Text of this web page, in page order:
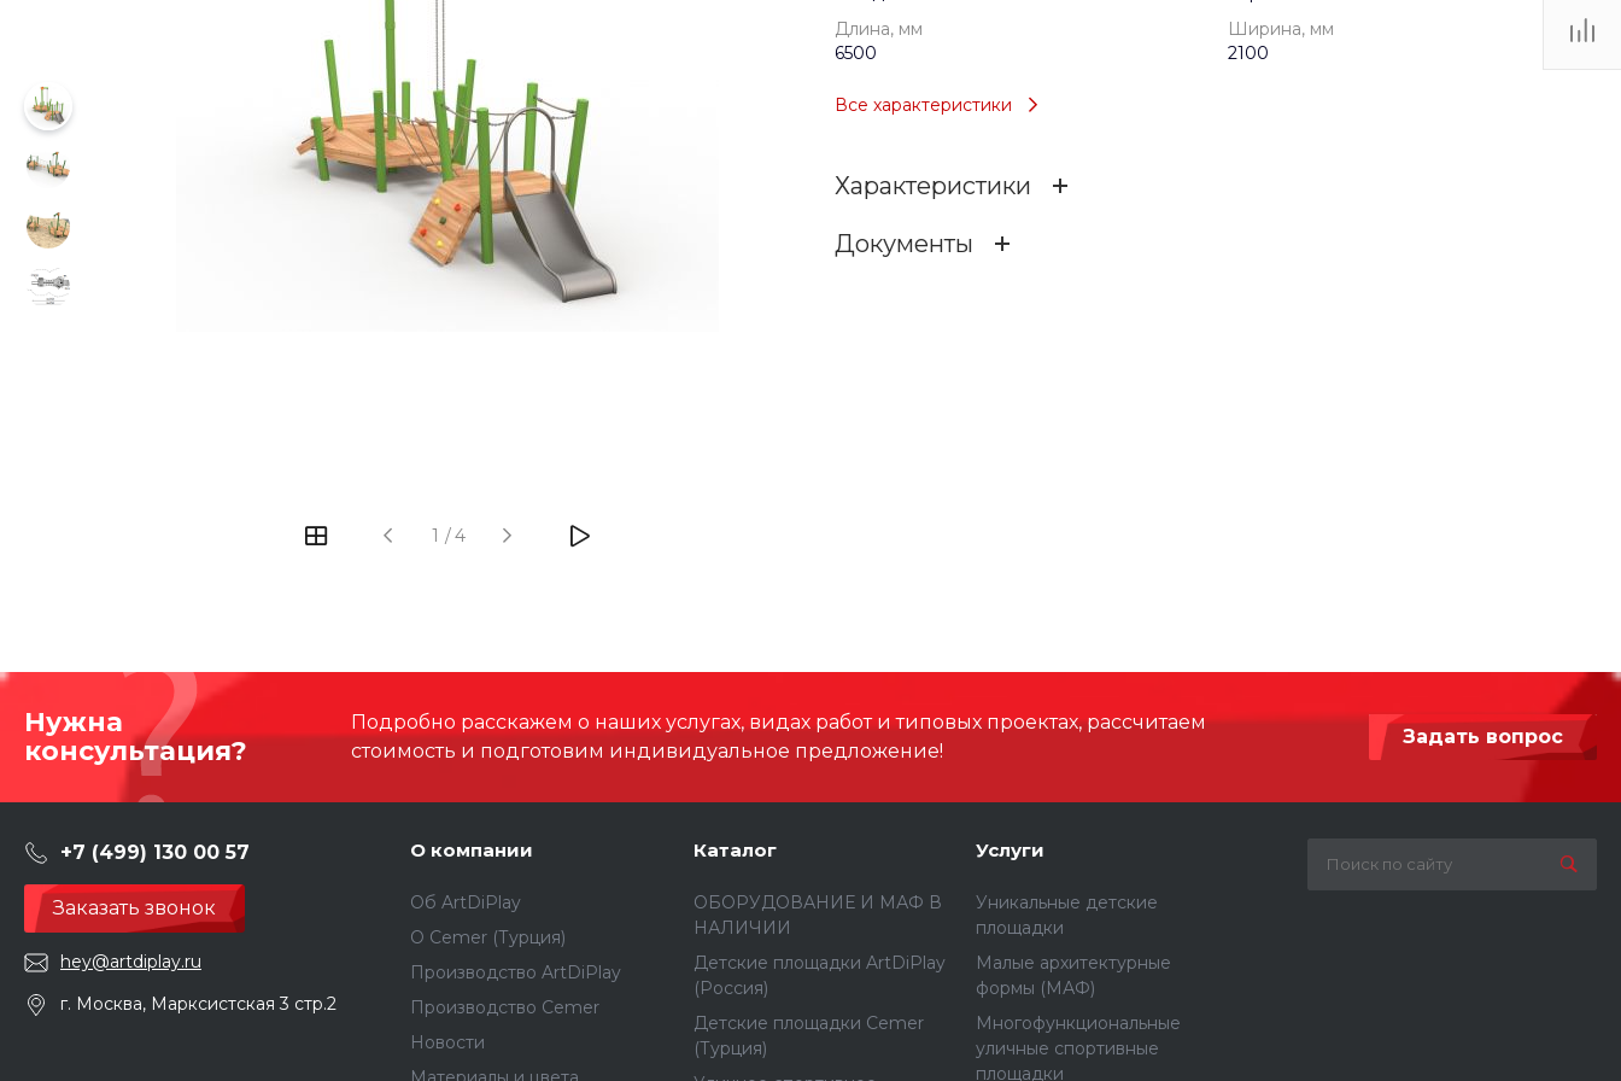
1 /4
Длина, мм
6500
Ширина, мм
2100
Все характеристики
Характеристики
порошковой покраской
Способ установки Бетонирование / анкерное крепление
Документы
Нужна
консультация?
Подробно расскажем о наших услугах, видах работ и типовых проектах, рассчитаем
стоимость и подготовим индивидуальное предложение!
Задать вопрос
+7 (499) 130 00 57
Заказать звонок
hey@artdiplay.ru
г. Москва, Марксистская 3 стр.2
О компании
Об ArtDiPlay
О Сemer (Турция)
Производство ArtDiPlay
Производство Cemer
Новости
Каталог
ОБОРУДОВАНИЕ И МАФ В
НАЛИЧИИ
Детские площадки ArtDiPlay
(Россия)
Детские площадки Cemer
(Турция)
Услуги
Уникальные детские
площадки
Малые архитектурные
формы (МАФ)
Многофункциональные
уличные спортивные
площадки